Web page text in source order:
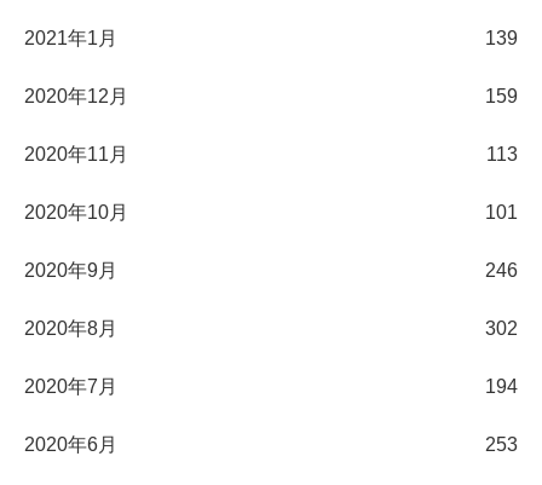
2021年1月 139
2020年12月 159
2020年11月 113
2020年10月 101
2020年9月 246
2020年8月 302
2020年7月 194
2020年6月 253